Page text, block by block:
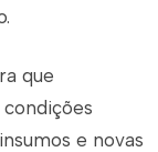
que
e novas